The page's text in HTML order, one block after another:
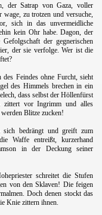
der Satrap von Gaza, voller
zu trotzen und versuche,
sich in das unvermeidliche
kein Ohr habe. Dagon, der
der gegnerischen
der sie verfolge. Wer ist die
Feindes ohne Furcht, sieht
des Himmels brechen in ein
dass selbst der Höllenfürst
zittert vor Ingrimm und alles
Blitze zucken!
sich bedrängt und greift zum
Waffe entreißt, kurzerhand
in der Deckung seiner
schreitet die Stufen
von den Sklaven! Die feigen
Doch denen stockt das
Knie zittern ihnen.